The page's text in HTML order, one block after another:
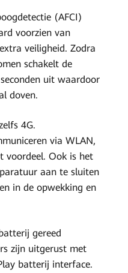
(AFCI)
voorzien van
veiligheid. Zodra
schakelt de
uit waardoor
doven.
4G.
via WLAN,
voordeel. Ook is het
aan te sluiten
in de opwekking en
gereed
zijn uitgerust met
batterij interface.